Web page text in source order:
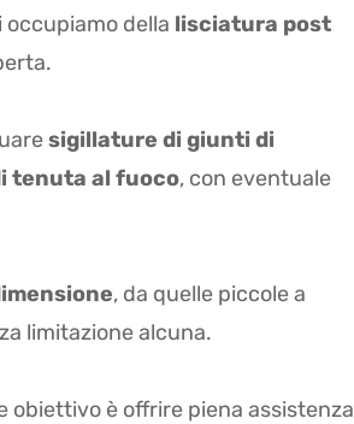
della lisciatura post
sigillature di giunti di
tenuta al fuoco, con eventuale
, da quelle piccole a
limitazione alcuna.
obiettivo è offrire piena assistenza